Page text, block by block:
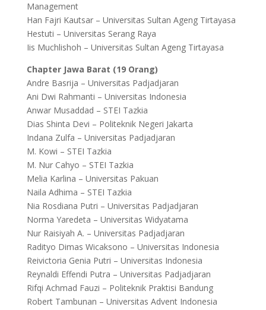
Management
Han Fajri Kautsar – Universitas Sultan Ageng Tirtayasa
Hestuti – Universitas Serang Raya
Iis Muchlishoh – Universitas Sultan Ageng Tirtayasa
Chapter Jawa Barat (19 Orang)
Andre Basrija – Universitas Padjadjaran
Ani Dwi Rahmanti – Universitas Indonesia
Anwar Musaddad – STEI Tazkia
Dias Shinta Devi – Politeknik Negeri Jakarta
Indana Zulfa – Universitas Padjadjaran
M. Kowi – STEI Tazkia
M. Nur Cahyo – STEI Tazkia
Melia Karlina – Universitas Pakuan
Naila Adhima – STEI Tazkia
Nia Rosdiana Putri – Universitas Padjadjaran
Norma Yaredeta – Universitas Widyatama
Nur Raisiyah A. – Universitas Padjadjaran
Radityo Dimas Wicaksono – Universitas Indonesia
Reivictoria Genia Putri – Universitas Indonesia
Reynaldi Effendi Putra – Universitas Padjadjaran
Rifqi Achmad Fauzi – Politeknik Praktisi Bandung
Robert Tambunan – Universitas Advent Indonesia